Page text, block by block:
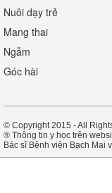
Nuôi dạy trẻ
Mang thai
Ngẫm
Góc hài
© Copyright 2015 - All
® Thông tin y học trên
Bác sĩ Bệnh viện Bạch Mai